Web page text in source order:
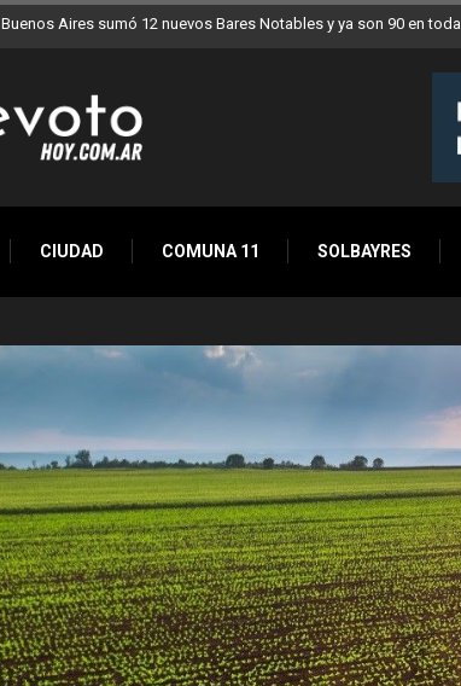
Los stands móviles de la Ciudad llegan esta semana a Villa Devoto
CIUDAD COMUNA 11 SOLBAYRES